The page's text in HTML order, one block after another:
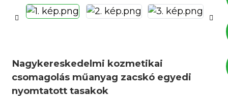
Nagykereskedelmi kozmetikai
csomagolás műanyag zacskó egyedi
nyomtatott tasakok